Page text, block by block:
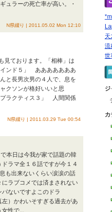
ュラーの死亡率が高い。・
N県綴り | 2011.05.02 Mon 12:10
ております。「相棒」は
ンド５」 あああああああ
と長男次男の４人で、息を
クソンが格好いいと思
ラクティス３」 人間関係
N県綴り | 2011.03.29 Tue 00:54
本日は今我が家で話題の韓
ラマ全１６話ですが今１４
も出来ないくらい涙涙の話
ラブコメでは済まされない
ないですよこのドラ
）かわいそすぎる過去があ
女性で...
天
流
世
ジ
カ